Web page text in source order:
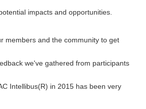
impacts and opportunities.
members and the community to get
we've gathered from participants
Intellibus(R) in 2015 has been very